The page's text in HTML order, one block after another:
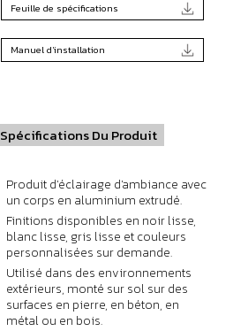
Feuille de spécifications
Manuel d'installation
Spécifications Du Produit
Produit d'éclairage d'ambiance avec
un corps en aluminium extrudé.
Finitions disponibles en noir lisse,
blanc lisse, gris lisse et couleurs
personnalisées sur demande.
Utilisé dans des environnements
extérieurs, monté sur sol sur des
surfaces en pierre, en béton, en
métal ou en bois.